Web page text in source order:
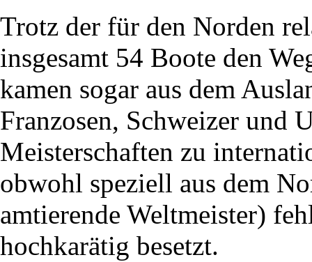
Trotz der für den Norden
insgesamt 54 Boote den
kamen sogar aus dem
Franzosen, Schweizer und
Meisterschaften zu
obwohl speziell aus dem
amtierende Weltmeister)
hochkarätig besetzt.